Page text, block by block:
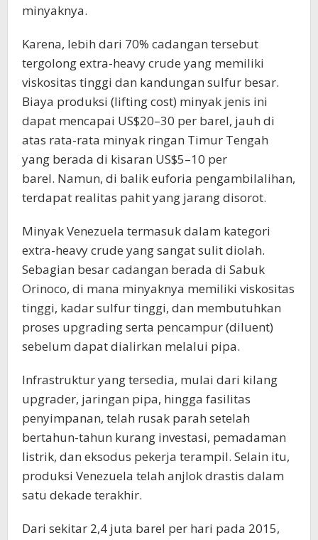
minyaknya.
Karena, lebih dari 70% cadangan tersebut
tergolong extra-heavy crude yang memiliki
viskositas tinggi dan kandungan sulfur besar.
Biaya produksi (lifting cost) minyak jenis ini
dapat mencapai US$20–30 per barel, jauh di
atas rata-rata minyak ringan Timur Tengah
yang berada di kisaran US$5–10 per
barel. Namun, di balik euforia pengambilalihan,
terdapat realitas pahit yang jarang disorot.
Minyak Venezuela termasuk dalam kategori
extra-heavy crude yang sangat sulit diolah.
Sebagian besar cadangan berada di Sabuk
Orinoco, di mana minyaknya memiliki viskositas
tinggi, kadar sulfur tinggi, dan membutuhkan
proses upgrading serta pencampur (diluent)
sebelum dapat dialirkan melalui pipa.
Infrastruktur yang tersedia, mulai dari kilang
upgrader, jaringan pipa, hingga fasilitas
penyimpanan, telah rusak parah setelah
bertahun-tahun kurang investasi, pemadaman
listrik, dan eksodus pekerja terampil. Selain itu,
produksi Venezuela telah anjlok drastis dalam
satu dekade terakhir.
Dari sekitar 2,4 juta barel per hari pada 2015,